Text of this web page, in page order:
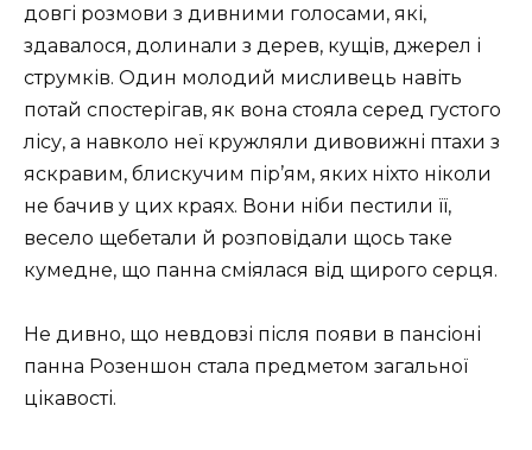
довгі розмови з дивними голосами, які,
здавалося, долинали з дерев, кущів, джерел і
струмків. Один молодий мисливець навіть
потай спостерігав, як вона стояла серед густого
лісу, а навколо неї кружляли дивовижні птахи з
яскравим, блискучим пір’ям, яких ніхто ніколи
не бачив у цих краях. Вони ніби пестили її,
весело щебетали й розповідали щось таке
кумедне, що панна сміялася від щирого серця.
Не дивно, що невдовзі після появи в пансіоні
панна Розеншон стала предметом загальної
цікавості.